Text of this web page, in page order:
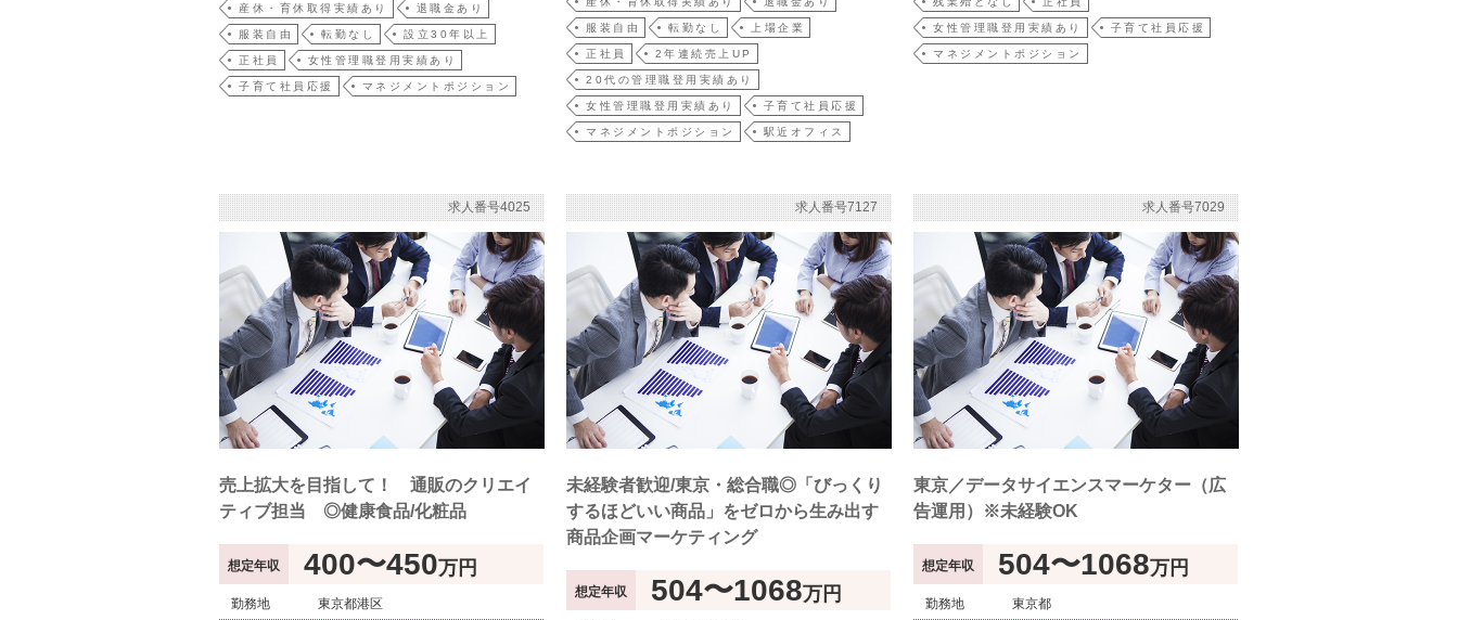
産休・育休取得実績あり 退職金あり
服装自由 転勤なし 設立30年以上
正社員 女性管理職登用実績あり
子育て社員応援 マネジメントポジション
服装自由 転勤なし 上場企業
正社員 2年連続売上UP
20代の管理職登用実績あり
女性管理職登用実績あり 子育て社員応援
マネジメントポジション 駅近オフィス
女性管理職登用実績あり 子育て社員応援
マネジメントポジション
求人番号4025
売上拡大を目指して！ 通販のクリエイ
ティブ担当 ◎健康食品/化粧品
想定年収 400〜450万円
勤務地 東京都港区
求人番号7127
未経験者歓迎/東京・総合職◎「びっくり
するほどいい商品」をゼロから生み出す
商品企画マーケティング
想定年収 504〜1068万円
求人番号7029
東京／データサイエンスマーケター（広
告運用）※未経験OK
想定年収 504〜1068万円
勤務地 東京都